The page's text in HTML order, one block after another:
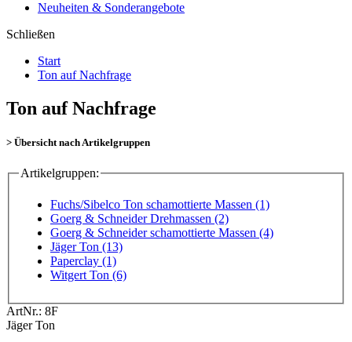
Neuheiten & Sonderangebote
Schließen
Start
Ton auf Nachfrage
Ton auf Nachfrage
> Übersicht nach Artikelgruppen
Artikelgruppen:
Fuchs/Sibelco Ton schamottierte Massen (1)
Goerg & Schneider Drehmassen (2)
Goerg & Schneider schamottierte Massen (4)
Jäger Ton (13)
Paperclay (1)
Witgert Ton (6)
ArtNr.: 8F
Jäger Ton